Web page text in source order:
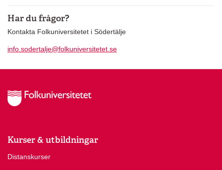
Har du frågor?
Kontakta Folkuniversitetet i Södertälje
info.sodertalje@folkuniversitetet.se
Kurser & utbildningar
Distanskurser